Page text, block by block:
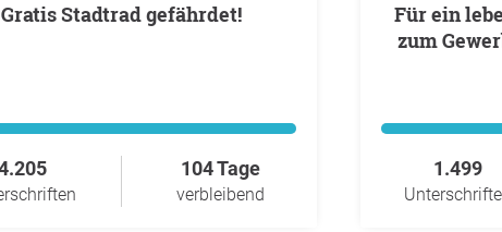
Gratis Stadtrad gefährdet!
104 Tage
verbleibend
Für ein lebenswertes Baden – Nein
zum
1.499